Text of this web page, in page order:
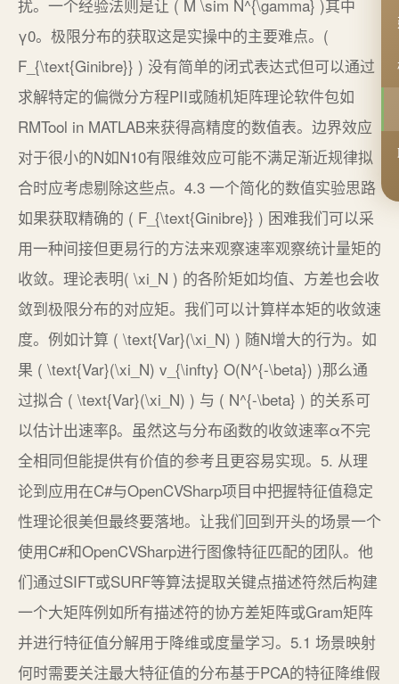
扰。一个经验法则是让 ( M \sim N^{\gamma} )其中
γ0。极限分布的获取这是实操中的主要难点。(
F_{\text{Ginibre}} ) 没有简单的闭式表达式但可以通过
求解特定的偏微分方程PII或随机矩阵理论软件包如
RMTool in MATLAB来获得高精度的数值表。边界效应
对于很小的N如N10有限维效应可能不满足渐近规律拟
合时应考虑剔除这些点。4.3 一个简化的数值实验思路
如果获取精确的 ( F_{\text{Ginibre}} ) 困难我们可以采
用一种间接但更易行的方法来观察速率观察统计量矩的
收敛。理论表明( \xi_N ) 的各阶矩如均值、方差也会收
敛到极限分布的对应矩。我们可以计算样本矩的收敛速
度。例如计算 ( \text{Var}(\xi_N) ) 随N增大的行为。如
果 ( \text{Var}(\xi_N) v_{\infty} O(N^{-\beta}) )那么通
过拟合 ( \text{Var}(\xi_N) ) 与 ( N^{-\beta} ) 的关系可
以估计出速率β。虽然这与分布函数的收敛速率α不完
全相同但能提供有价值的参考且更容易实现。5. 从理
论到应用在C#与OpenCVSharp项目中把握特征值稳定
性理论很美但最终要落地。让我们回到开头的场景一个
使用C#和OpenCVSharp进行图像特征匹配的团队。他
们通过SIFT或SURF等算法提取关键点描述符然后构建
一个大矩阵例如所有描述符的协方差矩阵或Gram矩阵
并进行特征值分解用于降维或度量学习。5.1 场景映射
何时需要关注最大特征值的分布基于PCA的特征降维假